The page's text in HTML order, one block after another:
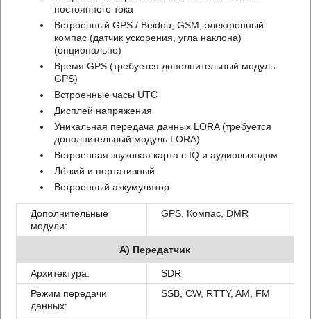
постоянного тока
Встроенный GPS / Beidou, GSM, электронный
компас (датчик ускорения, угла наклона)
(опционально)
Время GPS (требуется дополнительный модуль
GPS)
Встроенные часы UTC
Дисплей напряжения
Уникальная передача данных LORA (требуется
дополнительный модуль LORA)
Встроенная звуковая карта с IQ и аудиовыходом
Лёгкий и портативный
Встроенный аккумулятор
Дополнительные
модули:
GPS, Компас, DMR
A) Передатчик
Архитектура:
SDR
Режим передачи
данных:
SSB, CW, RTTY, AM, FM